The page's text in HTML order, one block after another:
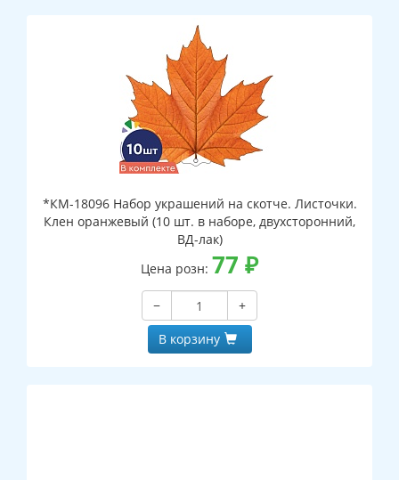
*КМ-18096 Набор украшений на скотче. Листочки.
Клен оранжевый (10 шт. в наборе, двухсторонний,
ВД-лак)
Цена розн: 77 ₽
−
+
В корзину